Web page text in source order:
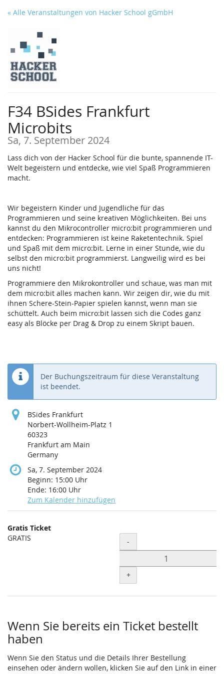
Zum
« Alle Veranstaltungen von Hacker School gGmbH
F34 BSides Frankfurt
Microbits
Sa, 7. September 2024
Lass dich von der Hacker School für die bunte, spannende IT-
Welt begeistern und entdecke, wie viel Spaß Programmieren
macht.
Wir begeistern Kinder und Jugendliche für das
Programmieren und seine kreativen Möglichkeiten. Bei uns
kannst du den Mikrocontroller micro:bit programmieren und
entdecken: Programmieren ist keine Raketentechnik. Spiel
und Spaß mit dem micro:bit. Lerne in einer Stunde, wie du
selbst den micro:bit programmierst. Langweilig wird es bei
uns nicht!
Programmiere den Mikrokontroller und schaue, was man mit
dem micro:bit alles machen kann. Wir zeigen dir, wie du mit
ihnen Schere-Stein-Papier spielen kannst, wenn man sie
schüttelt. Auch beim micro:bit lassen sich die Codes ganz
easy als Blöcke per Drag & Drop zu einem Skript bauen.
Der Buchungszeitraum für diese Veranstaltung
ist beendet.
BSides Frankfurt
Norbert-Wollheim-Platz 1
60323
Frankfurt am Main
Germany
Sa, 7. September 2024
Beginn: 15:00 Uhr
Ende: 16:00 Uhr
Zum Kalender hinzufügen
Produkte
Unkategorisierte
Gratis Ticket
GRATIS
Menge
-
+
Wenn Sie bereits ein Ticket bestellt
haben
Wenn Sie den Status und die Details Ihrer Bestellung
einsehen oder ändern wollen, klicken Sie auf den Link in einer